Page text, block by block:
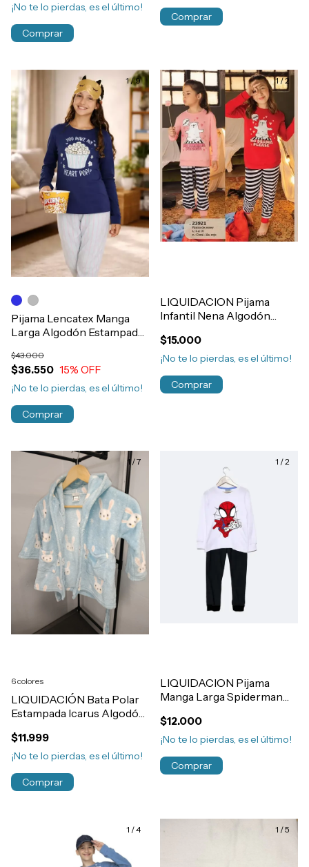
¡No te lo pierdas, es el último!
Comprar
Comprar
1/9
Pijama Lencatex Manga
Larga Algodón Estampado
$36.550
$43.000
15% OFF
¡No te lo pierdas, es el último!
Comprar
1/2
LIQUIDACION Pijama
Infantil Nena Algodón
Art.23921
$15.000
¡No te lo pierdas, es el último!
Comprar
1/7
LIQUIDACIÓN Bata Polar
Estampada Icarus Algodón
$11.999
¡No te lo pierdas, es el último!
6 colores
Comprar
1 /2
LIQUIDACION Pijama
Manga Larga Spiderman
Art.81010
$12.000
¡No te lo pierdas, es el último!
Comprar
1 /4 1 /5